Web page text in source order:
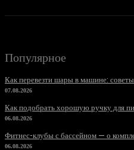
Популярное
Как перевезти шары в машине:
07.08.2026
Как подобрать хорошую ручку для
06.08.2026
Фитнес-клубы с бассейном — о
06.08.2026